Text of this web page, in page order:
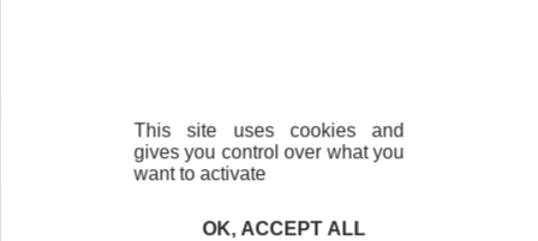
This site uses cookies and
gives you control over what you
want to activate
OK, ACCEPT ALL